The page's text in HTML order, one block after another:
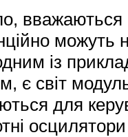
із
світ
для